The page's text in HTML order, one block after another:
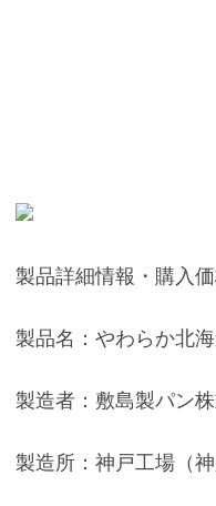
製品詳細情報・購入
製品名：やわらか北
製造者：敷島製パン
製造所：神戸工場（神